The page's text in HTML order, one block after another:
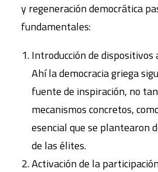
y regeneración democrática
fundamentales:
Introducción de dispositivos
Ahí la democracia griega
fuente de inspiración, no
mecanismos concretos,
esencial que se plantearon
de las élites.
Activación de la